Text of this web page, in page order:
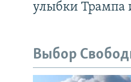
улыбки
Выбор